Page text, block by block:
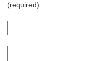
(required)